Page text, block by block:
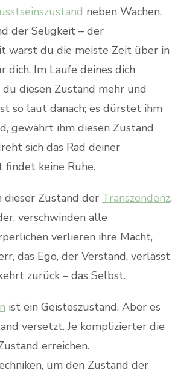
neben Wachen,
der Seligkeit – der
warst du die meiste Zeit über in
dich. Im Laufe deines dich
diesen Zustand mehr und
so laut danach; es dürstet ihm
gewährt ihm diesen Zustand
sich das Rad deiner
findet keine Ruhe.
dieser Zustand der Transzendenz,
verschwinden alle
verlieren ihre Macht,
das Ego, der Verstand, verlässt
zurück – das Selbst.
ist ein Geisteszustand. Aber es
versetzt. Je komplizierter die
erreichen.
um den Zustand der